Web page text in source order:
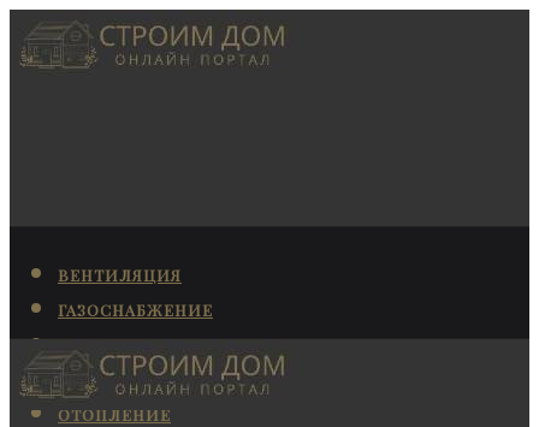
ВЕНТИЛЯЦИЯ
ГАЗОСНАБЖЕНИЕ
КАНАЛИЗАЦИЯ
КОНДИЦИОНИРОВАНИЕ
ОТОПЛЕНИЕ